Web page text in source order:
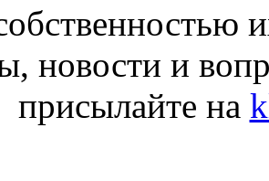
новости и
присылайте на